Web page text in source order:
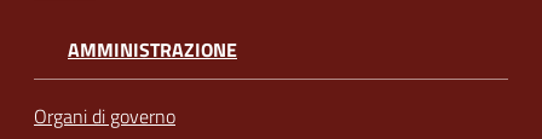
AMMINISTRAZIONE
Organi di governo